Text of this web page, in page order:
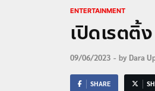
ENTERTAINMENT
เปิดเรต
09/06/2023 - by Dara
SHARE